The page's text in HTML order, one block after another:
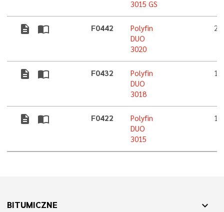
3015 GS
description import_contacts F0442
Polyfin
DUO
3020
description import_contacts F0432
Polyfin
DUO
3018
description import_contacts F0422
Polyfin
DUO
3015
BITUMICZNE expand_more